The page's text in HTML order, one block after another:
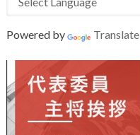
Powered by Translate